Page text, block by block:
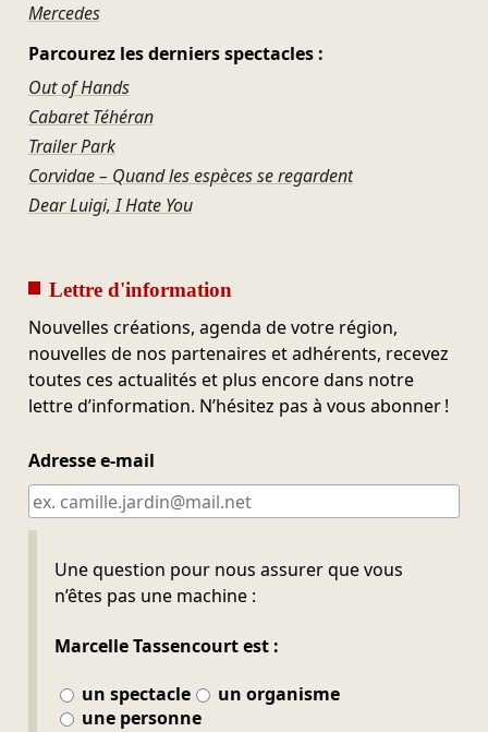
Mercedes
Parcourez les derniers spectacles :
Out of Hands
Cabaret Téhéran
Trailer Park
Corvidae – Quand les espèces se regardent
Dear Luigi, I Hate You
Lettre d'information
Nouvelles créations, agenda de votre région,
nouvelles de nos partenaires et adhérents, recevez
toutes ces actualités et plus encore dans notre
lettre d’information. N’hésitez pas à vous abonner !
Adresse e-mail
Une question pour nous assurer que vous
n’êtes pas une machine :
Marcelle Tassencourt est :
un spectacle
un organisme
une personne
Ne pas remplir